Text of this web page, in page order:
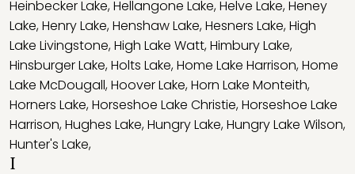
Heinbecker Lake,Hellangone Lake,Helve Lake,Heney
Lake,Henry Lake,Henshaw Lake,Hesners Lake,High
Lake Livingstone,High Lake Watt,Himbury Lake,
Hinsburger Lake,Holts Lake,Home Lake Harrison,Home
Lake McDougall,Hoover Lake,Horn Lake Monteith,
Horners Lake,Horseshoe Lake Christie,Horseshoe Lake
Harrison,Hughes Lake,Hungry Lake,Hungry Lake Wilson,
Hunter's Lake,
I